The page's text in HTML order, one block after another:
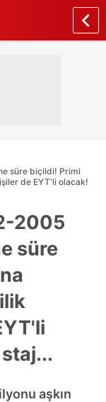
süre biçildi! Primi
de EYT'li olacak!
2005
süre
staj...
aşkın